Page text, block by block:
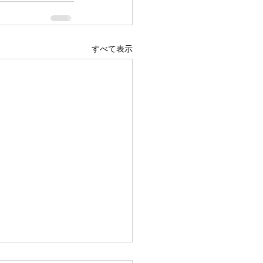
すべて表示